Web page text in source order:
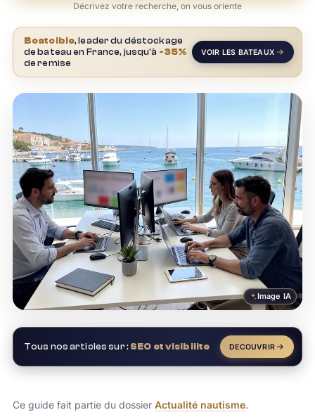
Décrivez votre recherche, on vous oriente
Boatcible, leader du déstockage
de bateau en France, jusqu'à -35%
de remise
VOIR LES BATEAUX
Image IA
Tous nos articles sur : SEO et visibilite DECOUVRIR
Ce guide fait partie du dossier Actualité nautisme.